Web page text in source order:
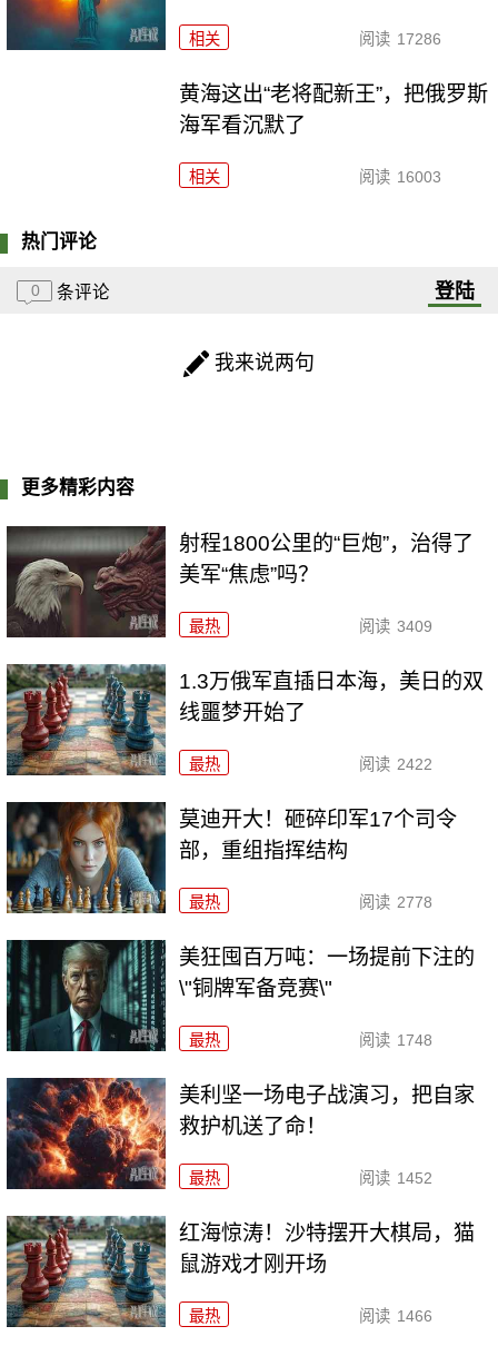
相关 阅读 17286
黄海这出“老将配新王”，把俄罗斯
海军看沉默了
相关 阅读 16003
热门评论
0 条评论 登陆
我来说两句
更多精彩内容
射程1800公里的“巨炮”，治得了
美军“焦虑”吗？
最热 阅读 3409
1.3万俄军直插日本海，美日的双
线噩梦开始了
最热 阅读 2422
莫迪开大！砸碎印军17个司令
部，重组指挥结构
最热 阅读 2778
美狂囤百万吨：一场提前下注的
\"铜牌军备竞赛\"
最热 阅读 1748
美利坚一场电子战演习，把自家
救护机送了命！
最热 阅读 1452
红海惊涛！沙特摆开大棋局，猫
鼠游戏才刚开场
最热 阅读 1466